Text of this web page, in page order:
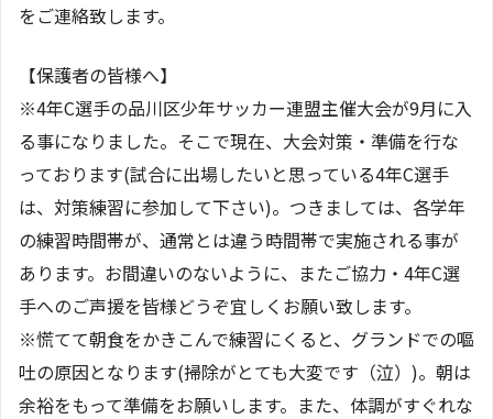
をご連絡致します。
【保護者の皆様へ】
※4年C選手の品川区少年サッカー連盟主催大会が9月に入
る事になりました。そこで現在、大会対策・準備を行な
っております(試合に出場したいと思っている4年C選手
は、対策練習に参加して下さい)。つきましては、各学年
の練習時間帯が、通常とは違う時間帯で実施される事が
あります。お間違いのないように、またご協力・4年C選
手へのご声援を皆様どうぞ宜しくお願い致します。
※慌てて朝食をかきこんで練習にくると、グランドでの嘔
吐の原因となります(掃除がとても大変です（泣）)。朝は
余裕をもって準備をお願いします。また、体調がすぐれな